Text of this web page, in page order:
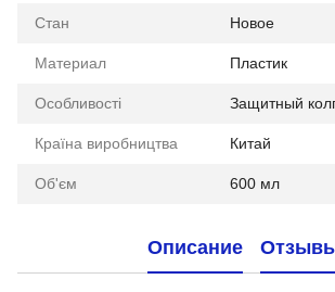
Стан Новое
Материал Пластик
Особливості Защитный
Країна виробництва Китай
Об'єм 600 мл
Описание